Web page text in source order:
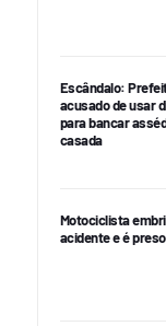
Escândalo:
acusado de usar
para bancar
casada
Motociclista
acidente e é